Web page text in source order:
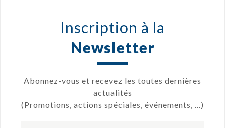
Inscription à la
Newsletter
Abonnez-vous et recevez les toutes dernières
actualités
(Promotions, actions spéciales, événements, ...)